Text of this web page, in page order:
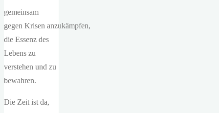
gemeinsam
gegen Krisen anzukämpfen,
die Essenz des
Lebens zu
verstehen und zu
bewahren.
Die Zeit ist da,